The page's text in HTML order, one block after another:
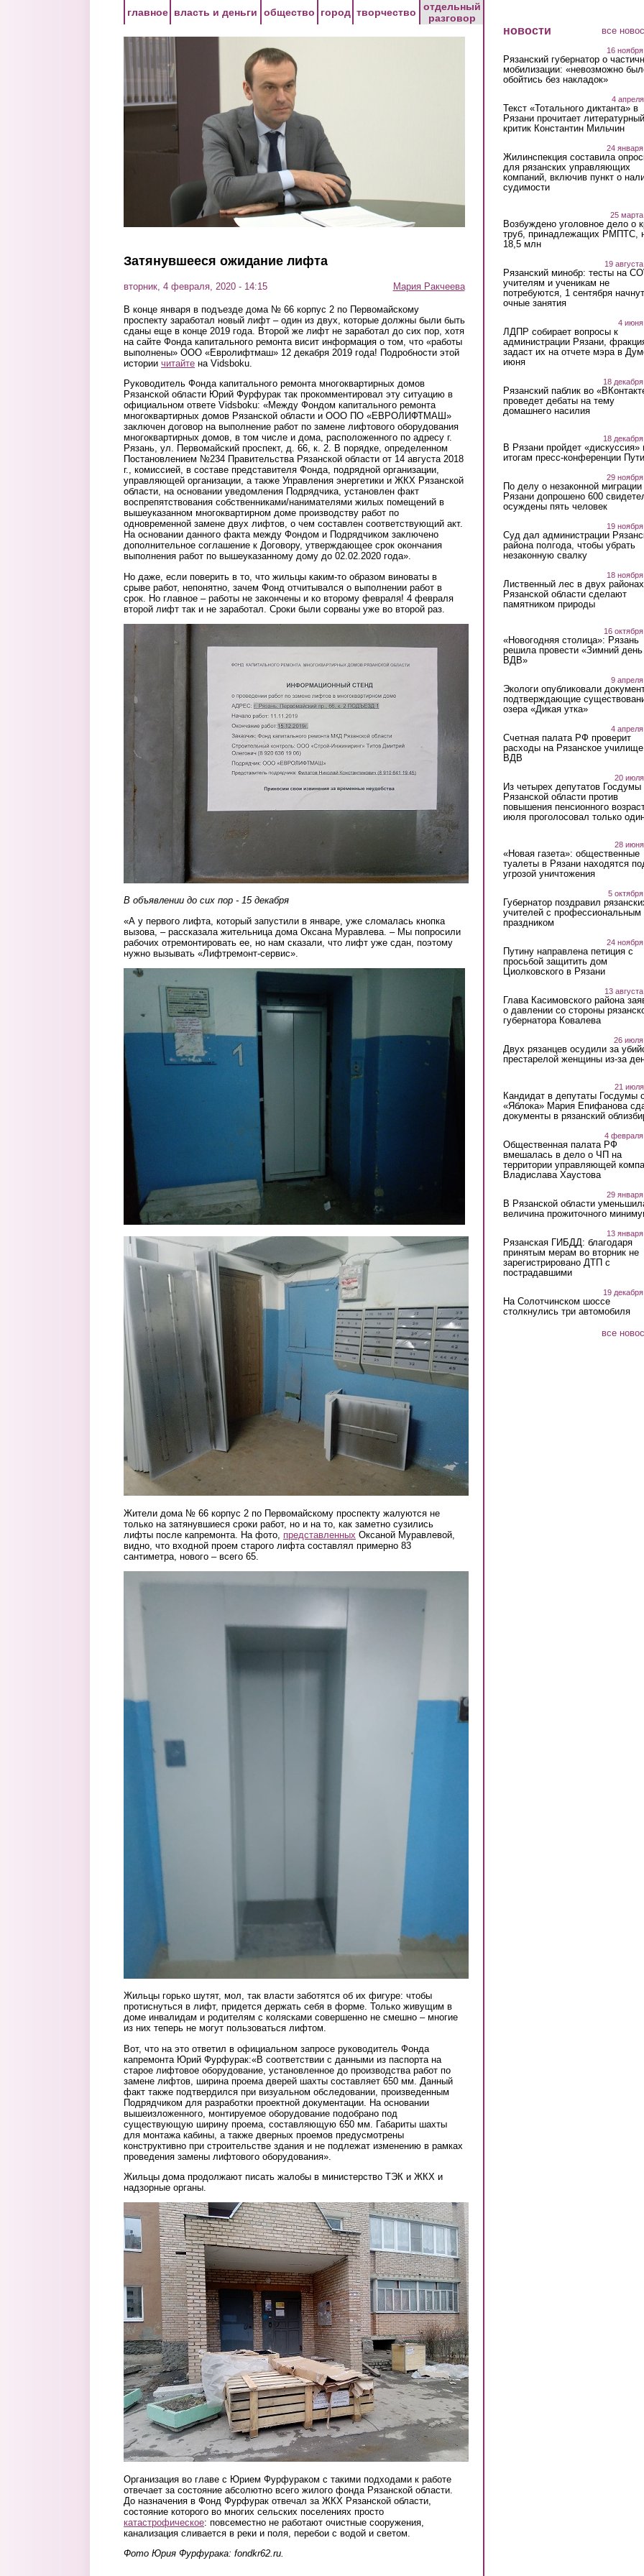
главное власть и деньги общество город творчество
отдельный
разговор
Затянувшееся ожидание лифта
вторник, 4 февраля, 2020 - 14:15 Мария Ракчеева
В конце января в подъезде дома № 66 корпус 2 по Первомайскому
проспекту заработал новый лифт – один из двух, которые должны были быть
сданы еще в конце 2019 года. Второй же лифт не заработал до сих пор, хотя
на сайте Фонда капитального ремонта висит информация о том, что «работы
выполнены» ООО «Евролифтмаш» 12 декабря 2019 года! Подробности этой
истории читайте на Vidsboku.
Руководитель Фонда капитального ремонта многоквартирных домов
Рязанской области Юрий Фурфурак так прокомментировал эту ситуацию в
официальном ответе Vidsboku: «Между Фондом капитального ремонта
многоквартирных домов Рязанской области и ООО ПО «ЕВРОЛИФТМАШ»
заключен договор на выполнение работ по замене лифтового оборудования
многоквартирных домов, в том числе и дома, расположенного по адресу г.
Рязань, ул. Первомайский проспект, д. 66, к. 2. В порядке, определенном
Постановлением №234 Правительства Рязанской области от 14 августа 2018
г., комиссией, в составе представителя Фонда, подрядной организации,
управляющей организации, а также Управления энергетики и ЖКХ Рязанской
области, на основании уведомления Подрядчика, установлен факт
воспрепятствования собственниками/нанимателями жилых помещений в
вышеуказанном многоквартирном доме производству работ по
одновременной замене двух лифтов, о чем составлен соответствующий акт.
На основании данного факта между Фондом и Подрядчиком заключено
дополнительное соглашение к Договору, утверждающее срок окончания
выполнения работ по вышеуказанному дому до 02.02.2020 года».
Но даже, если поверить в то, что жильцы каким-то образом виноваты в
срыве работ, непонятно, зачем Фонд отчитывался о выполнении работ в
срок. Но главное – работы не закончены и ко второму февраля! 4 февраля
второй лифт так и не заработал. Сроки были сорваны уже во второй раз.
В объявлении до сих пор - 15 декабря
«А у первого лифта, который запустили в январе, уже сломалась кнопка
вызова, – рассказала жительница дома Оксана Муравлева. – Мы попросили
рабочих отремонтировать ее, но нам сказали, что лифт уже сдан, поэтому
нужно вызывать «Лифтремонт-сервис».
4vsna5l63yk_1.jpg
qxzz30r8xpc.jpg
Жители дома № 66 корпус 2 по Первомайскому проспекту жалуются не
только на затянувшиеся сроки работ, но и на то, как заметно сузились
лифты после капремонта. На фото, представленных Оксаной Муравлевой,
видно, что входной проем старого лифта составлял примерно 83
сантиметра, нового – всего 65.
1_538.png
Жильцы горько шутят, мол, так власти заботятся об их фигуре: чтобы
протиснуться в лифт, придется держать себя в форме. Только живущим в
доме инвалидам и родителям с колясками совершенно не смешно – многие
из них теперь не могут пользоваться лифтом.
Вот, что на это ответил в официальном запросе руководитель Фонда
капремонта Юрий Фурфурак:«В соответствии с данными из паспорта на
старое лифтовое оборудование, установленное до производства работ по
замене лифтов, ширина проема дверей шахты составляет 650 мм. Данный
факт также подтвердился при визуальном обследовании, произведенным
Подрядчиком для разработки проектной документации. На основании
вышеизложенного, монтируемое оборудование подобрано под
существующую ширину проема, составляющую 650 мм. Габариты шахты
для монтажа кабины, а также дверных проемов предусмотрены
конструктивно при строительстве здания и не подлежат изменению в рамках
проведения замены лифтового оборудования».
Жильцы дома продолжают писать жалобы в министерство ТЭК и ЖКХ и
надзорные органы.
ejx1i6ryvlq.jpg
Организация во главе с Юрием Фурфураком с такими подходами к работе
отвечает за состояние абсолютно всего жилого фонда Рязанской области.
До назначения в Фонд Фурфурак отвечал за ЖКХ Рязанской области,
состояние которого во многих сельских поселениях просто
катастрофическое: повсеместно не работают очистные сооружения,
канализация сливается в реки и поля, перебои с водой и светом.
Фото Юрия Фурфурака: fondkr62.ru.
новости все
16
Рязанский губернатор о
мобилизации: «невозможно
обойтись без накладок»
4
Текст «Тотального диктанта» в
Рязани прочитает литературный
критик Константин Мильчин
24
Жилинспекция составила
для рязанских управляющих
компаний, включив пункт о
судимости
25
Возбуждено уголовное дело о
труб, принадлежащих РМПТС,
18,5 млн
19
Рязанский минобр: тесты на
учителям и ученикам не
потребуются, 1 сентября
очные занятия
4 июня
ЛДПР собирает вопросы к
администрации Рязани,
задаст их на отчете мэра в
июня
18
Рязанский паблик во
проведет дебаты на тему
домашнего насилия
18
В Рязани пройдет «дискуссия»
итогам пресс-конференции
29
По делу о незаконной миграции
Рязани допрошено 600
осуждены пять человек
19
Суд дал администрации
района полгода, чтобы убрать
незаконную свалку
18
Лиственный лес в двух районах
Рязанской области сделают
памятником природы
16
«Новогодняя столица»: Рязань
решила провести «Зимний день
ВДВ»
9
Экологи опубликовали
подтверждающие
озера «Дикая утка»
4
Счетная палата РФ проверит
расходы на Рязанское училище
ВДВ
20
Из четырех депутатов Госдумы
Рязанской области против
повышения пенсионного
июля проголосовал только
28
«Новая газета»: общественные
туалеты в Рязани находятся
угрозой уничтожения
5
Губернатор поздравил
учителей с профессиональным
праздником
24
Путину направлена петиция с
просьбой защитить дом
Циолковского в Рязани
13
Глава Касимовского района
о давлении со стороны
губернатора Ковалева
26
Двух рязанцев осудили за
престарелой женщины из-за
21
Кандидат в депутаты Госдумы
«Яблока» Мария Епифанова
документы в рязанский
4 февраля
Общественная палата РФ
вмешалась в дело о ЧП на
территории управляющей
Владислава Хаустова
29
В Рязанской области
величина прожиточного
13
Рязанская ГИБДД: благодаря
принятым мерам во вторник не
зарегистрировано ДТП с
пострадавшими
19
На Солотчинском шоссе
столкнулись три автомобиля
все